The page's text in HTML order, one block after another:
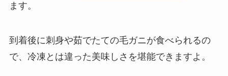
ます。
到着後に刺身や茹でたての毛ガニが食べられるの
で、冷凍とは違った美味しさを堪能できますよ。